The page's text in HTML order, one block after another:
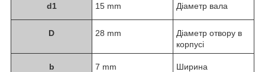
d1 15 mm Діаметр вала
D 28 mm
Діаметр отвору в
корпусі
b 7 mm
Ширина